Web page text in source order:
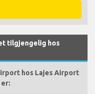
tilgjengelig hos
hos Lajes Airport